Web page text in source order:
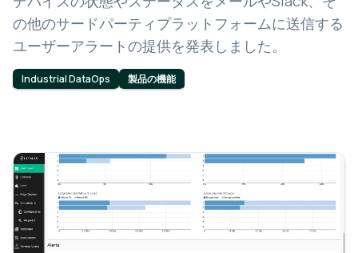
の他のサードパーティプラットフォームに送信する
ユーザーアラートの提供を発表しました。
Industrial DataOps 製品の機能